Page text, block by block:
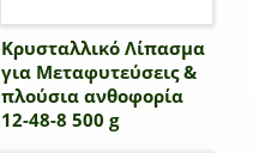
Κρυσταλλικό Λίπασμα
για Μεταφυτεύσεις &
πλούσια ανθοφορία
12-48-8 500 g